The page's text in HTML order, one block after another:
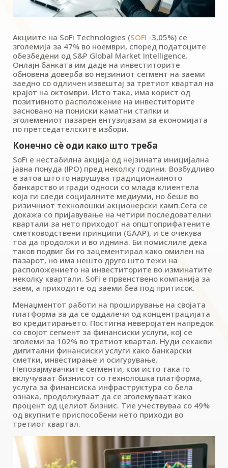
Акциите на SoFi Technologies (SOFI -3,05%) се
зголемија за 47% во ноември, според податоците
обезбедени од S&P Global Market Intelligence.
Онлајн банката им даде на инвеститорите
обновена доверба во нејзиниот сегмент на заеми
заедно со одличен извештај за третиот квартал на
крајот на октомври. Исто така, има корист од
позитивното расположение на инвеститорите
засновано на пониски каматни стапки и
зголемениот пазарен ентузијазам за економијата
по претседателските избори.
Конечно сè оди како што треба
SoFi е нестабилна акција од нејзината иницијална
јавна понуда (IPO) пред неколку години. Возбудливо
е затоа што го нарушува традиционалното
банкарство и гради односи со млада клиентела
која ги следи социјалните медиуми, но беше во
ризичниот технолошки акционерски камп.Сега се
докажа со пријавување на четири последователни
квартали за нето приходот на општоприфатените
сметководствени принципи (GAAP), и се очекува
тоа да продолжи и во иднина. Би помислиле дека
таков подвиг би го зацементирал како омилен на
пазарот, но има нешто друго што тежи на
расположението на инвеститорите во изминатите
неколку квартали. SoFi е првенствено компанија за
заем, а приходите од заеми беа под притисок.
Менаџментот работи на проширување на својата
платформа за да се оддалечи од концентрацијата
во кредитирањето. Постигна неверојатен напредок
со својот сегмент за финансиски услуги, кој се
зголеми за 102% во третиот квартал. Нуди секакви
дигитални финансиски услуги како банкарски
сметки, инвестирање и осигурување.
Непозајмувачките сегменти, кои исто така го
вклучуваат бизнисот со технолошка платформа,
услуга за финансиска инфраструктура со бела
ознака, продолжуваат да се зголемуваат како
процент од целиот бизнис. Тие учествуваа со 49%
од вкупните приспособени нето приходи во
третиот квартал.